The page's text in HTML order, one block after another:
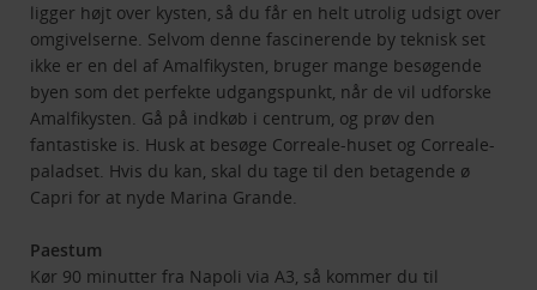
ligger højt over kysten, så du får en helt utrolig udsigt over
omgivelserne. Selvom denne fascinerende by teknisk set
ikke er en del af Amalfikysten, bruger mange besøgende
byen som det perfekte udgangspunkt, når de vil udforske
Amalfikysten. Gå på indkøb i centrum, og prøv den
fantastiske is. Husk at besøge Correale-huset og Correale-
paladset. Hvis du kan, skal du tage til den betagende ø
Capri for at nyde Marina Grande.
Paestum
Kør 90 minutter fra Napoli via A3, så kommer du til